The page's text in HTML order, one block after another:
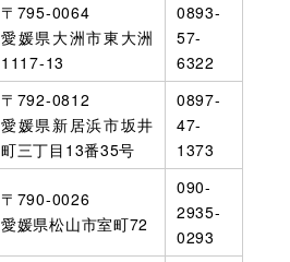
〒795-0064
愛媛県大洲市東大洲
1117-13
0893-
57-
6322
〒792-0812
愛媛県新居浜市坂井
町三丁目13番35号
0897-
47-
1373
〒790-0026
愛媛県松山市室町72
090-
2935-
0293